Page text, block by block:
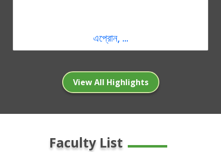
এপ্রোন, ...
View All Highlights
Faculty List